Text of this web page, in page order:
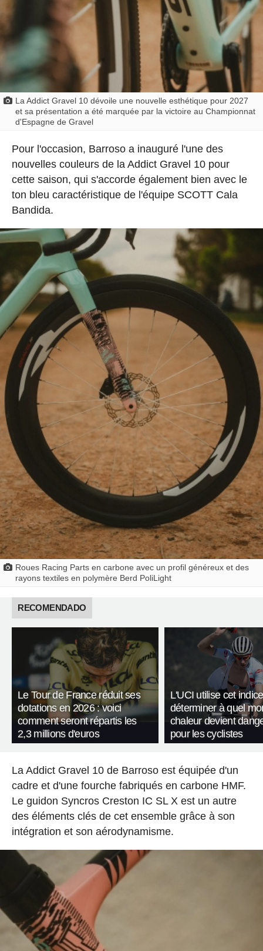
La Addict Gravel 10 dévoile une nouvelle esthétique pour 2027
et sa présentation a été marquée par la victoire au Championnat
d'Espagne de Gravel
Pour l'occasion, Barroso a inauguré l'une des
nouvelles couleurs de la Addict Gravel 10 pour
cette saison, qui s'accorde également bien avec le
ton bleu caractéristique de l'équipe SCOTT Cala
Bandida.
Roues Racing Parts en carbone avec un profil généreux et des
rayons textiles en polymère Berd PoliLight
RECOMENDADO
Le Tour de France réduit ses
dotations en 2026 : voici
comment seront répartis les
2,3 millions d'euros
L'UCI utilise cet
déterminer à quel
chaleur devient
pour les cyclistes
La Addict Gravel 10 de Barroso est équipée d'un
cadre et d'une fourche fabriqués en carbone HMF.
Le guidon Syncros Creston IC SL X est un autre
des éléments clés de cet ensemble grâce à son
intégration et son aérodynamisme.